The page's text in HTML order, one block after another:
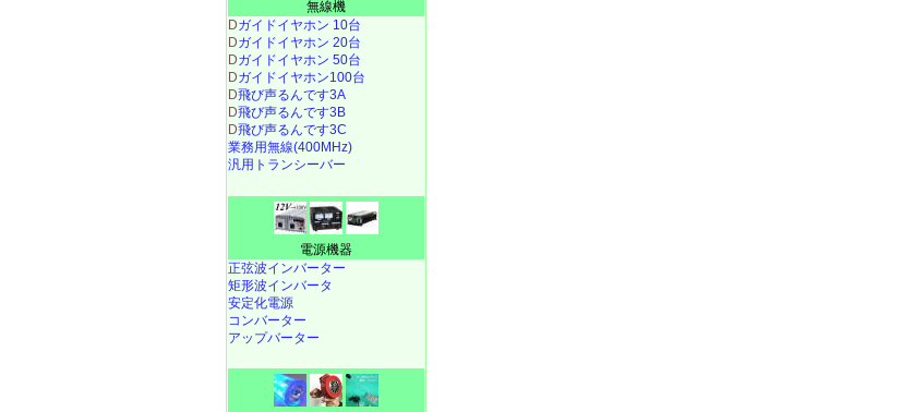
無線機
Dガイドイヤホン 10台
Dガイドイヤホン 20台
Dガイドイヤホン 50台
Dガイドイヤホン100台
D飛び声るんです3A
D飛び声るんです3B
D飛び声るんです3C
業務用無線(400MHz)
汎用トランシーバー
電源機器
正弦波インバーター
矩形波インバータ
安定化電源
コンバーター
アップバーター